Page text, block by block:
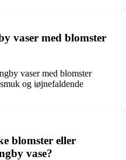
vaser med blomster
vaser med blomster
og iøjnefaldende
blomster eller
vase?